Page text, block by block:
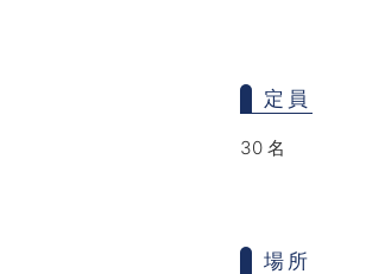
定員
30 名
場所